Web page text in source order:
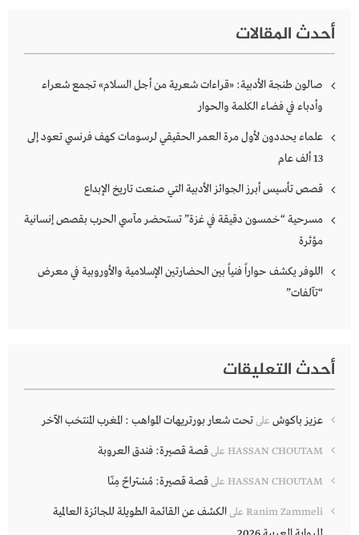
أحدث المقالات
صالون طنجة الأدبية: «قراءات شعرية من أجل السلام» تجمع شعراء
وأدباء في فضاء الكلمة والحوار
علماء يحددون لأول مرة العمر الحقيقي لرسومات كهف فرنسي تعود إلى
13 ألف عام
قصص تأسيس أبرز الجوائز الأدبية التي صنعت تاريخ الإبداع
مسرحية “خمسون دقيقة في غزة” تستحضر مآسي الحرب بقصص إنسانية
مؤثرة
اللوفر يكشف حواراً فنياً بين الحضارتين الإسلامية والأوروبية في معرض
“تآلفات”
أحدث التعليقات
عزيز باكوش علىتحت شعار بورتريهات المواهب : المغرب المنتخب الآخر
HASSAN CHOUTAM علىقصة قصيرة: فندق العروبة
HASSAN CHOUTAM علىقصة قصيرة: مُسْتراحٌ مِنّا
Ranim Zammeli علىالكشف عن القائمة الطويلة للجائزة العالمية